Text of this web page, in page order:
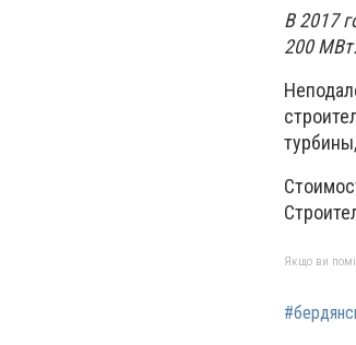
В 2017
200 МВт.
Якщо ви